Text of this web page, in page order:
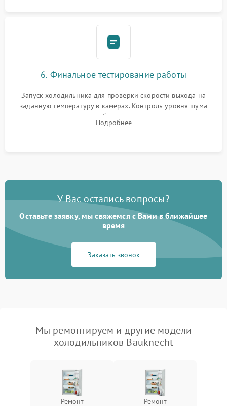
6. Финальное тестирование работы
Запуск холодильника для проверки скорости выхода на
заданную температуру в камерах. Контроль уровня шума
компрессора, отсутствия обмерзания стенок и корректного
срабатывания системы автоматической оттайки.
Подробнее
У Вас остались вопросы?
Оставьте заявку, мы свяжемся с Вами в ближайшее
время
Заказать звонок
Мы ремонтируем и другие модели
холодильников Bauknecht
Ремонт
Ремонт